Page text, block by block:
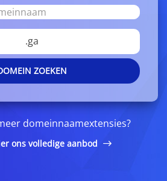
.ga
ZOEKEN
domeinnaamextensies?
ons volledige aanbod